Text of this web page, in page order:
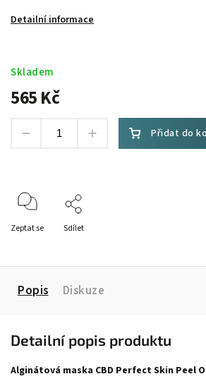
Detailní informace
565 Kč
Skladem
Přidat do
Zeptat se Sdílet
Popis Diskuze
Detailní popis produktu
Alginátová maska CBD Perfect Skin Peel